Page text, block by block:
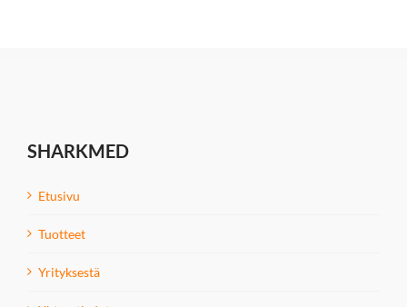
SHARKMED
Etusivu
Tuotteet
Yrityksestä